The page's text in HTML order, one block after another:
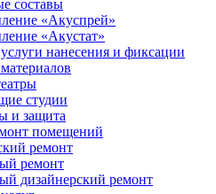
составы
«Акуспрей»
«Акустат»
нанесения и фиксации
студии
и защита
помещений
ремонт
ремонт
дизайнерский ремонт